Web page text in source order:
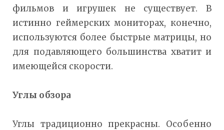
фильмов и игрушек не существует. В
истинно геймерских мониторах, конечно,
используются более быстрые матрицы, но
для подавляющего большинства хватит и
имеющейся скорости.
Углы обзора
Углы традиционно прекрасны. Особенно